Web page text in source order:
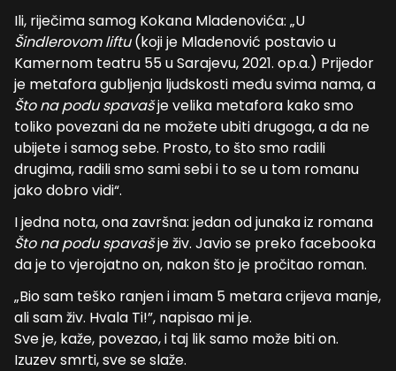
Ili, riječima samog Kokana Mladenovića: „U
Šindlerovom liftu(koji je Mladenović postavio u
Kamernom teatru 55 u Sarajevu, 2021. op.a.) Prijedor
je metafora gubljenja ljudskosti među svima nama, a
Što na podu spavašje velika metafora kako smo
toliko povezani da ne možete ubiti drugoga, a da ne
ubijete i samog sebe. Prosto, to što smo radili
drugima, radili smo sami sebi i to se u tom romanu
jako dobro vidi“.
I jedna nota, ona završna: jedan od junaka iz romana
Što na podu spavašje živ. Javio se preko facebooka
da je to vjerojatno on, nakon što je pročitao roman.
„Bio sam teško ranjen i imam 5 metara crijeva manje,
ali sam živ. Hvala Ti!”, napisao mi je.
Sve je, kaže, povezao, i taj lik samo može biti on.
Izuzev smrti, sve se slaže.